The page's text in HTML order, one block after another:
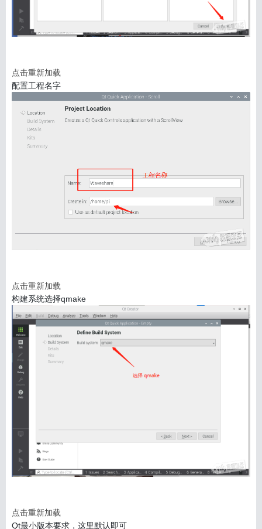
点击重新加载
配置工程名字
点击重新加载
构建系统选择qmake
点击重新加载
Qt最小版本要求，这里默认即可